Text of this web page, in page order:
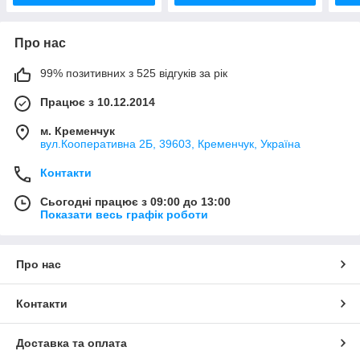
Про нас
99% позитивних з 525 відгуків за рік
Працює з 10.12.2014
м. Кременчук
вул.Кооперативна 2Б, 39603, Кременчук, Україна
Контакти
Сьогодні працює з 09:00 до 13:00
Показати весь графік роботи
Про нас
Контакти
Доставка та оплата